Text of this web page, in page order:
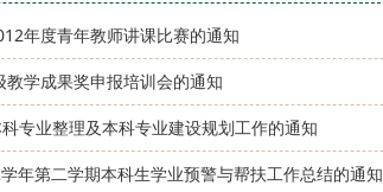
年度青年教师讲课比赛的通知
学成果奖申报培训会的通知
专业整理及本科专业建设规划工作的通知
年第二学期本科生学业预警与帮扶工作总结的通知